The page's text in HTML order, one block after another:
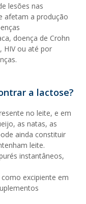
lesões nas
afetam a produção
doença de Crohn
HIV ou até por
a lactose?
no leite, e em
as natas, as
ainda constituir
leite.
instantâneos,
excipiente em